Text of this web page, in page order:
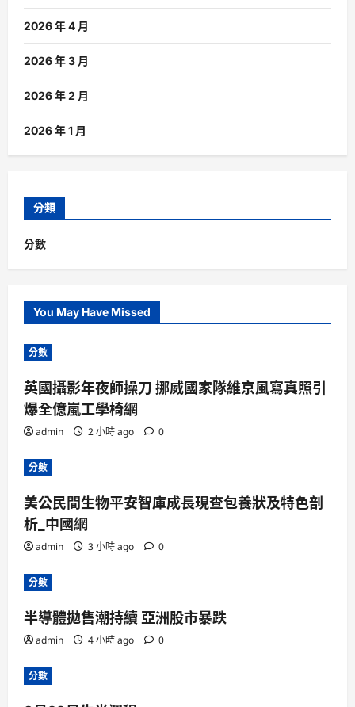
2026 年 4 月
2026 年 3 月
2026 年 2 月
2026 年 1 月
分類
分數
You May Have Missed
分數
英國攝影年夜師操刀 挪威國家隊維京風寫真照引
爆全億嵐工學椅網
admin 2 小時 ago 0
分數
美公民間生物平安智庫成長現查包養狀及特色剖
析_中國網
admin 3 小時 ago 0
分數
半導體拋售潮持續 亞洲股市暴跌
admin 4 小時 ago 0
分數